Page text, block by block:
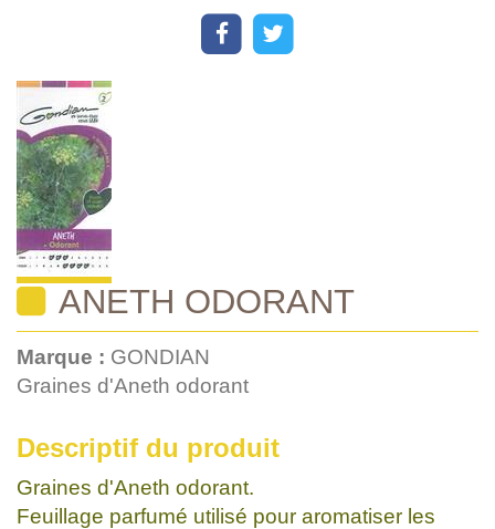
ANETH ODORANT
Marque : GONDIAN
Graines d'Aneth odorant
Descriptif du produit
Graines d'Aneth odorant.
Feuillage parfumé utilisé pour aromatiser les